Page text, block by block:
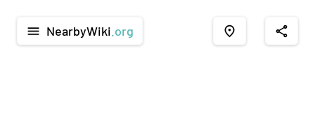
menu NearbyWiki .org place share